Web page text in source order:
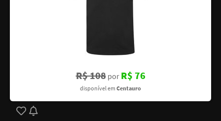
R$ 108por R$ 76
disponível em Centauro